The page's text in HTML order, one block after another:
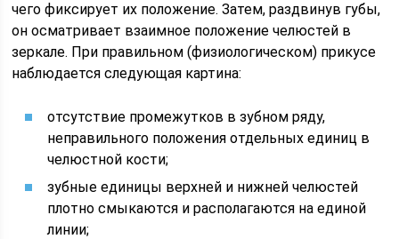
чего фиксирует их положение. Затем, раздвинув губы,
он осматривает взаимное положение челюстей в
зеркале. При правильном (физиологическом) прикусе
наблюдается следующая картина:
отсутствие промежутков в зубном ряду,
неправильного положения отдельных единиц в
челюстной кости;
зубные единицы верхней и нижней челюстей
плотно смыкаются и располагаются на единой
линии;